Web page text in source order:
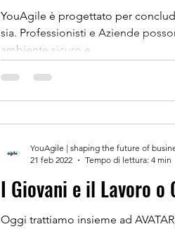
YouAgile è progettato per concludere affari
sia. Professionisti e Aziende
ambiente sicuro e...
I Giovani e il Lavoro o
Oggi trattiamo insieme ad
YouAgile | shaping the future of
21 feb 2022
Tempo di lettura: 4 min